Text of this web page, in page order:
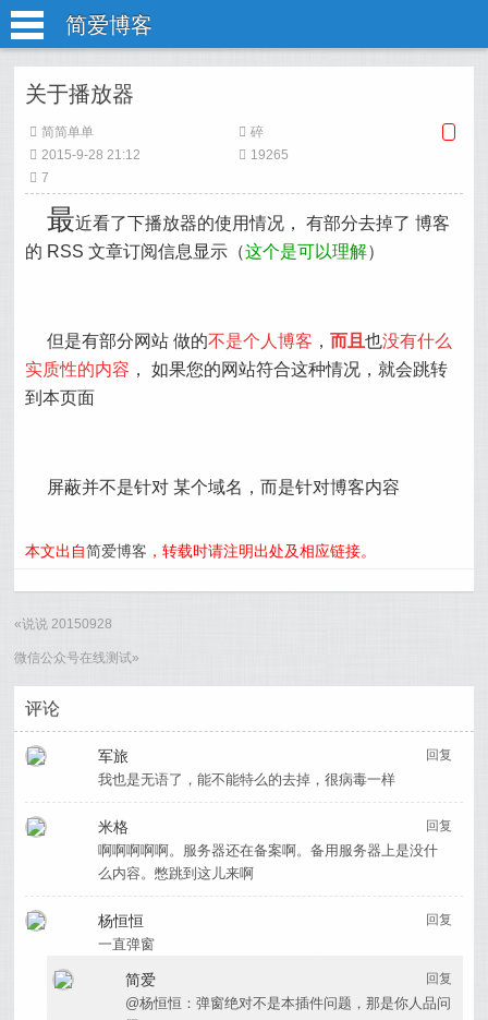
简爱博客
关于播放器
简简单单
碎
2015-9-28 21:12
19265
7
最近看了下播放器的使用情况， 有部分去掉了 博客
的 RSS 文章订阅信息显示（这个是可以理解）
但是有部分网站 做的不是个人博客 ，而且也没有什么
实质性的内容 ， 如果您的网站符合这种情况，就会跳转
到本页面
屏蔽并不是针对 某个域名，而是针对博客内容
本文出自简爱博客 ，转载时请注明出处及相应链接。
«说说 20150928
微信公众号在线测试»
评论
军旅 回复
我也是无语了，能不能特么的去掉，很病毒一样
米格 回复
啊啊啊啊啊。服务器还在备案啊。备用服务器上是没什
么内容。憋跳到这儿来啊
杨恒恒 回复
一直弹窗
简爱 回复
@杨恒恒：弹窗绝对不是本插件问题，那是你人品问